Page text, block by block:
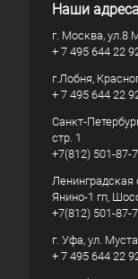
Наши
г. Москва, ул.8
+ 7 495 644 22
г.Лобня,
+ 7 495 644 22
Санкт-
стр. 1
+7(812) 501-87-
Ленинградская
Янино-1 гп,
+7(812) 501-87-
г. Уфа, ул.
+ 7 495 644 22